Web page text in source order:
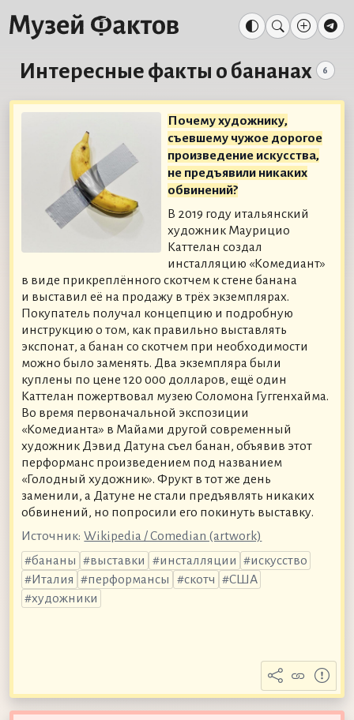
Интересные факты о бананах 6
Почему художнику,
съевшему чужое дорогое
произведение искусства,
не предъявили никаких
обвинений?
В 2019 году итальянский
художник Маурицио
Каттелан создал
инсталляцию «Комедиант»
в виде прикреплённого скотчем к стене банана
и выставил её на продажу в трёх экземплярах.
Покупатель получал концепцию и подробную
инструкцию о том, как правильно выставлять
экспонат, а банан со скотчем при необходимости
можно было заменять. Два экземпляра были
куплены по цене 120 000 долларов, ещё один
Каттелан пожертвовал музею Соломона Гуггенхайма.
Во время первоначальной экспозиции
«Комедианта» в Майами другой современный
художник Дэвид Датуна съел банан, объявив этот
перформанс произведением под названием
«Голодный художник». Фрукт в тот же день
заменили, а Датуне не стали предъявлять никаких
обвинений, но попросили его покинуть выставку.
Источник: Wikipedia / Comedian (artwork)
бананы
выставки инсталляции
искусство
Италия
перформансы скотч
США
художники